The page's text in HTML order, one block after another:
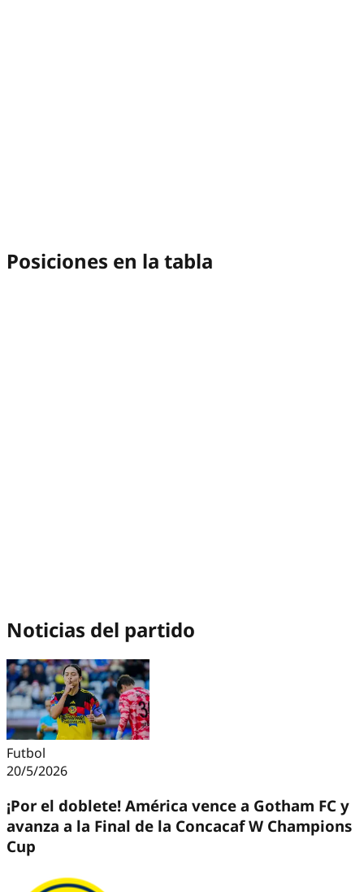
Posiciones en la tabla
Noticias del partido
Futbol
20/5/2026
¡Por el doblete! América vence a Gotham FC y
avanza a la Final de la Concacaf W Champions
Cup